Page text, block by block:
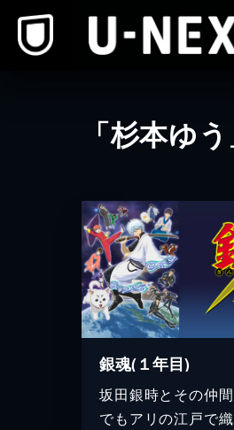
「杉本ゆ
銀魂(１年目)
坂田銀時とその仲
でもアリの江戸で